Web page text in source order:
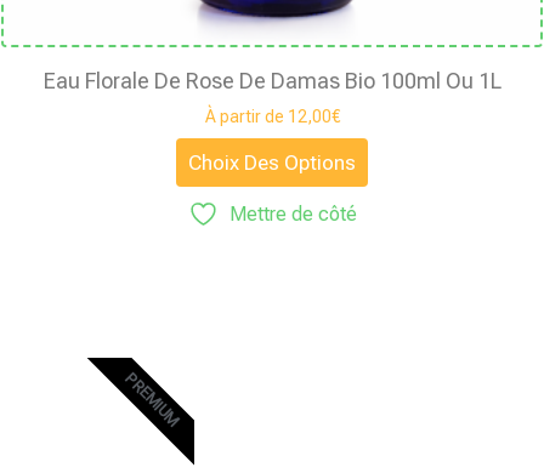
Eau Florale De Rose De Damas Bio 100ml Ou 1L
À partir de 12,00€
Choix Des Options
Mettre de côté
PREMIUM